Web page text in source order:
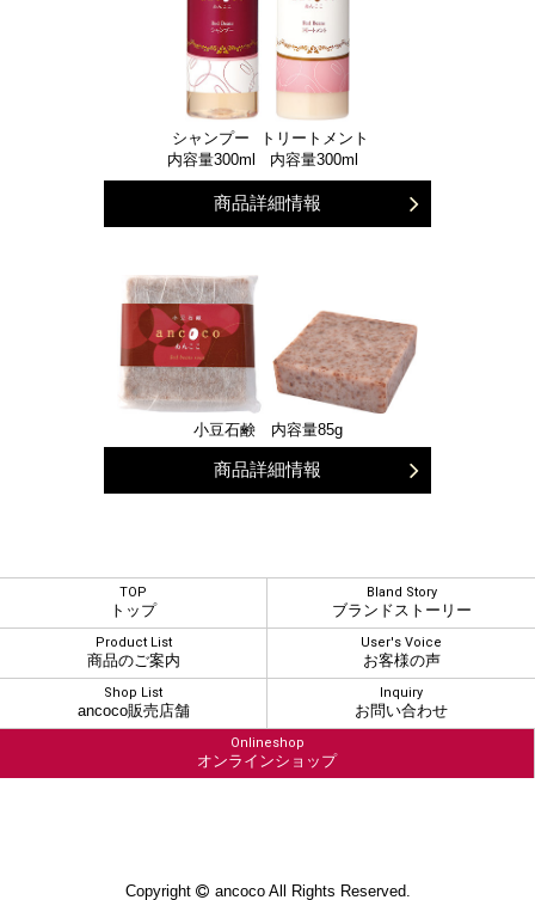
シャンプー
内容量300ml
トリートメント
内容量300ml
商品詳細情報
小豆石鹸 内容量85g
商品詳細情報
TOP
トップ
Bland Story
ブランドストーリー
Product List
商品のご案内
User's Voice
お客様の声
Shop List
ancoco販売店舗
Inquiry
お問い合わせ
Onlineshop
オンラインショップ
Copyright ancoco All Rights Reserved.